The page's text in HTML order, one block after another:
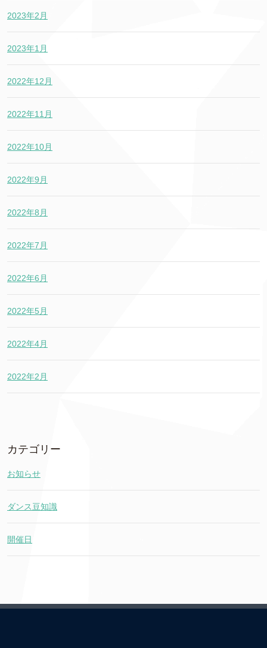
2023年2月
2023年1月
2022年12月
2022年11月
2022年10月
2022年9月
2022年8月
2022年7月
2022年6月
2022年5月
2022年4月
2022年2月
カテゴリー
お知らせ
ダンス豆知識
開催日